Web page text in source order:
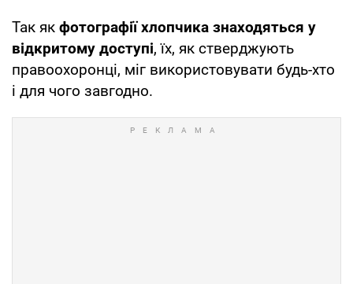
Так як фотографії хлопчика знаходяться у
відкритому доступі, їх, як стверджують
правоохоронці, міг використовувати будь-хто
і для чого завгодно.